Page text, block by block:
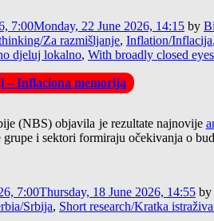
7:00Monday, 22 June 2026, 14:15 by
Za razmišljanje, Inflation/Inflacija,
djeluj lokalno, With broadly closed
– Inflaciona memorija
(NBS) objavila je rezultate najnovije
grupe i sektori formiraju očekivanja o
7:00Thursday, 18 June 2026, 14:55 by
Srbija, Short research/Kratka